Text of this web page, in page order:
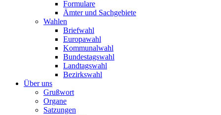
Formulare
Ämter und Sachgebiete
Wahlen
Briefwahl
Europawahl
Kommunalwahl
Bundestagswahl
Landtagswahl
Bezirkswahl
Über uns
Grußwort
Organe
Satzungen